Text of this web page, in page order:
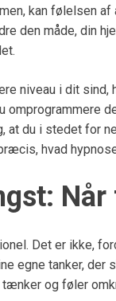
kan følelsen
den måde, din
niveau i dit
omprogrammere
at du i stedet for
hvad
Det er ikke,
egne tanker, der
og føler